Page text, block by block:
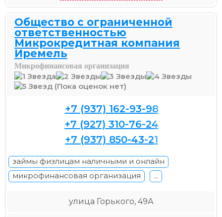
Общество с ограниченной
ответственностью
Микрокредитная компания
Иремель
Микрофинансовая организация
(Пока оценок нет)
+7 (937) 162-93-98
+7 (927) 310-76-24
+7 (937) 850-43-21
займы физлицам наличными и онлайн
микрофинансовая организация
...
улица Горького, 49А